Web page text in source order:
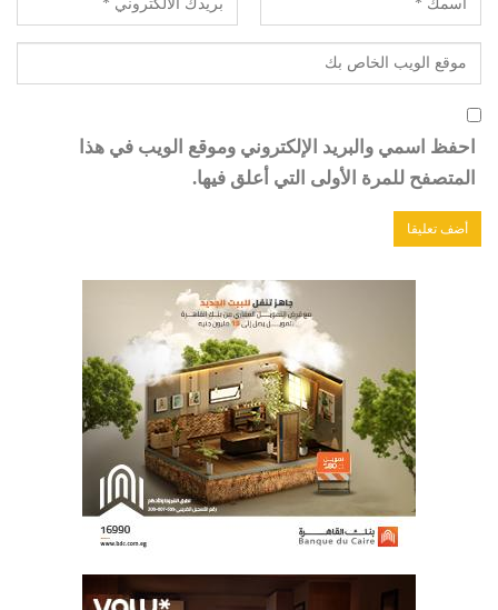
احفظ اسمي والبريد الإلكتروني وموقع الويب في هذا
المتصفح للمرة الأولى التي أعلق فيها.